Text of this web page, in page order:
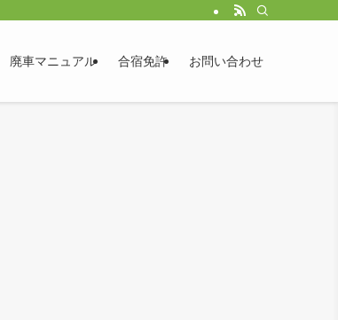
廃車マニュアル 合宿免許 お問い合わせ